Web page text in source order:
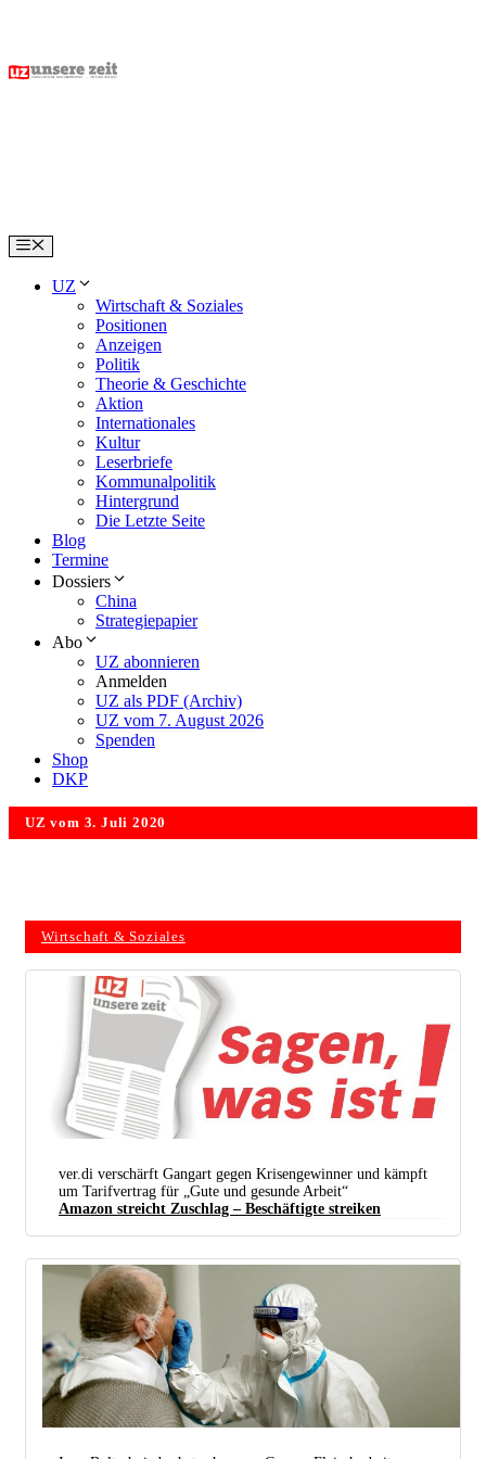
content
Menu
UZ
Wirtschaft & Soziales
Positionen
Anzeigen
Politik
Theorie & Geschichte
Aktion
Internationales
Kultur
Leserbriefe
Kommunalpolitik
Hintergrund
Die Letzte Seite
Blog
Termine
Dossiers
China
Strategiepapier
Abo
UZ abonnieren
Anmelden
UZ als PDF (Archiv)
UZ vom 7. August 2026
Spenden
Shop
DKP
UZ vom 3. Juli 2020
Wirtschaft & Soziales
ver.di verschärft Gangart gegen Krisengewinner und kämpft
um Tarifvertrag für „Gute und gesunde Arbeit“
Amazon streicht Zuschlag – Beschäftigte streiken